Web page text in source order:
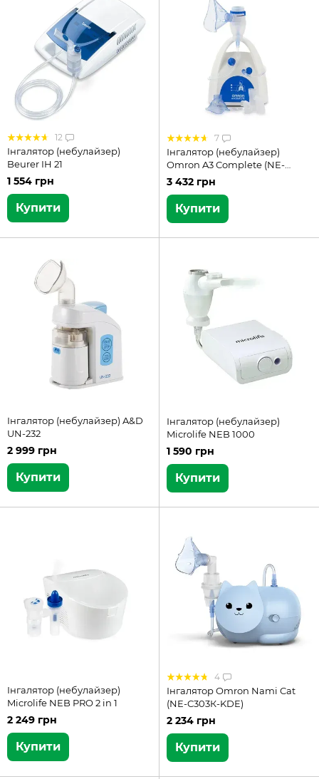
12
Інгалятор (небулайзер)
Beurer IH 21
1 554 грн
Купити
7
Інгалятор (небулайзер)
Omron A3 Complete (NE-
C300-E)
3 432 грн
Купити
Інгалятор (небулайзер) A&D
UN-232
2 999 грн
Купити
Інгалятор (небулайзер)
Microlife NEB 1000
1 590 грн
Купити
Інгалятор (небулайзер)
Microlife NEB PRO 2 in 1
2 249 грн
Купити
4
Інгалятор Omron Nami Cat
(NE-C303К-KDE)
2 234 грн
Купити